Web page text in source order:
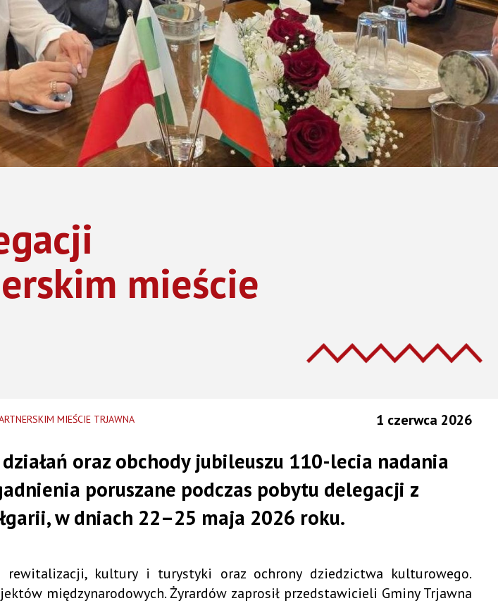
Samorządy Mieszkańców
Konsultacje społeczne
Inicjatywy lokalne
NGO
mieście
MIEŚCIE TRJAWNA 1 czerwca 2026
oraz obchody jubileuszu 110-lecia nadania
poruszane podczas pobytu delegacji z
w dniach 22–25 maja 2026 roku.
rewitalizacji, kultury i turystyki oraz ochrony dziedzictwa kulturowego.
międzynarodowych. Żyrardów zaprosił przedstawicieli Gminy Trjawna